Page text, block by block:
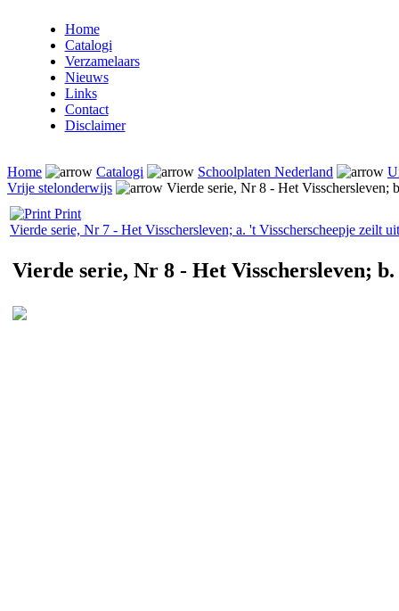
Home
Catalogi
Verzamelaars
Nieuws
Links
Contact
Disclaimer
Home Catalogi Schoolplaten Nederland
Vrije stelonderwijs
Vierde serie, Nr 8 - Het Visschersleven;
Print
Vierde serie, Nr 7 - Het Visschersleven; a. 't Visscherscheepje zeilt uit
Vierde serie, Nr 8 - Het Visschersleven;